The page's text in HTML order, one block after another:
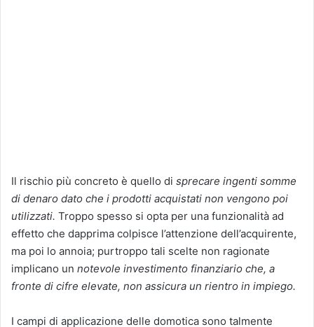
Il rischio più concreto è quello di sprecare ingenti somme
di denaro dato che i prodotti acquistati non vengono poi
utilizzati. Troppo spesso si opta per una funzionalità ad
effetto che dapprima colpisce l’attenzione dell’acquirente,
ma poi lo annoia; purtroppo tali scelte non ragionate
implicano un notevole investimento finanziario che, a
fronte di cifre elevate, non assicura un rientro in impiego.
I campi di applicazione delle domotica sono talmente